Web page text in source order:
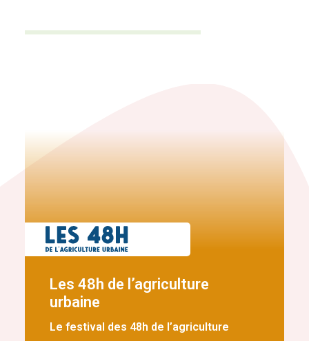
Les 48h de l’agriculture
urbaine
Le festival des 48h de l’agriculture